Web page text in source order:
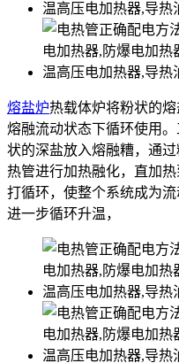
熔盐炉热载体炉将粉状的
熔融流动状态下循环使用
状的深盐放入熔融糟，通
热管进行加热融化，直加
打循环，使整个系统成为
进一步循环升温，